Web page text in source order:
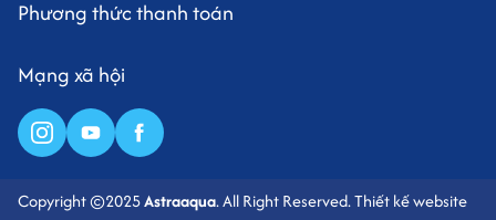
Phương thức thanh toán
Mạng xã hội
Copyright ©2025Astraaqua. All Right Reserved.Thiết kế website